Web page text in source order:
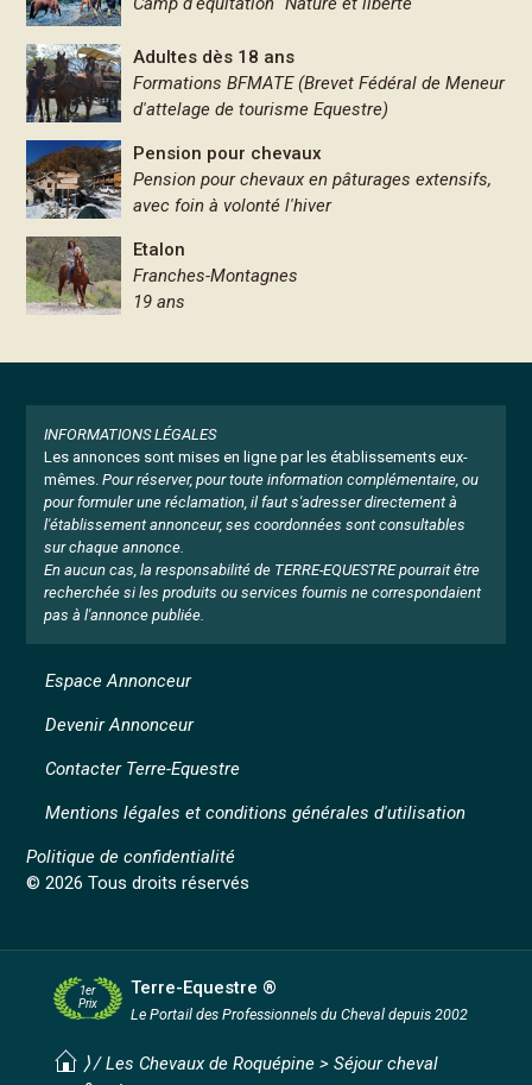
Adultes dès 18 ans
Formations BFMATE (Brevet Fédéral de Meneur
d'attelage de tourisme Equestre)
Pension pour chevaux
Pension pour chevaux en pâturages extensifs,
avec foin à volonté l'hiver
Etalon
Franches-Montagnes
19 ans
INFORMATIONS LÉGALES
Les annonces sont mises en ligne par les établissements eux-
mêmes. Pour réserver, pour toute information complémentaire, ou
pour formuler une réclamation, il faut s'adresser directement à
l'établissement annonceur, ses coordonnées sont consultables
sur chaque annonce.
En aucun cas, la responsabilité de TERRE-EQUESTRE pourrait être
recherchée si les produits ou services fournis ne correspondaient
pas à l'annonce publiée.
Mentions légales et conditions générales d'utilisation
Politique de confidentialité
© 2026 Tous droits réservés
Espace Annonceur
Devenir Annonceur
Contacter Terre-Equestre
1er
Prix
Terre-Equestre ®
Le Portail des Professionnels du Cheval depuis 2002
⟩ /Les Chevaux de Roquépine> Séjour cheval